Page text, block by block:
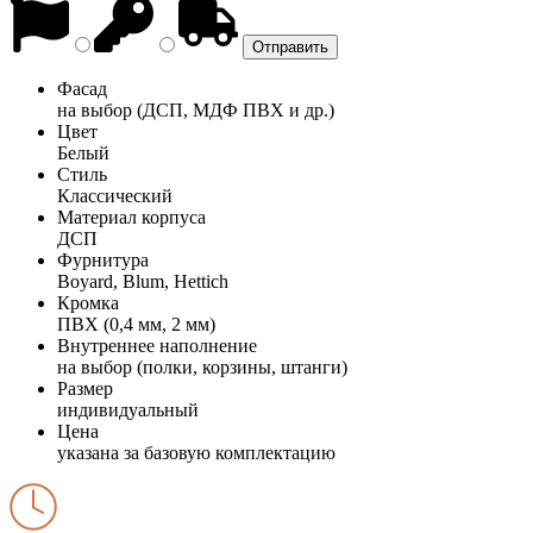
Фасад
на выбор (ДСП, МДФ ПВХ и др.)
Цвет
Белый
Стиль
Классический
Материал корпуса
ДСП
Фурнитура
Boyard, Blum, Hettich
Кромка
ПВХ (0,4 мм, 2 мм)
Внутреннее наполнение
на выбор (полки, корзины, штанги)
Размер
индивидуальный
Цена
указана за базовую комплектацию